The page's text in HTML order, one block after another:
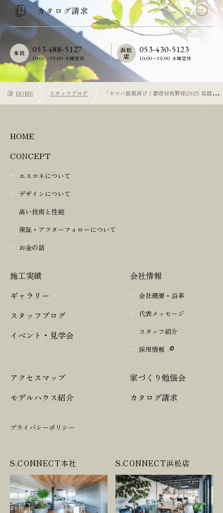
カタログ請求
053-488-5127
10:00〜19:00 水曜定休
本社 053-430-5123
10:00〜19:00 水曜定休
浜松
店
HOME スタッフブログ 「ヤマハ旋風再び！都市対抗野球2025 応援
HOME
CONCEPT
エスコネについて
デザインについて
高い技術と性能
保証・アフターフォローについて
お金の話
施工実績
ギャラリー
スタッフブログ
イベント・見学会
会社情報
会社概要・沿革
代表メッセージ
スタッフ紹介
採用情報
アクセスマップ
モデルハウス紹介
家づくり勉強会
カタログ請求
プライバシーポリシー
S.CONNECT本社 S.CONNECT浜松店